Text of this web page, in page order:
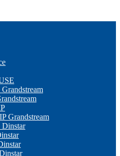
Grandstream
Dinstar